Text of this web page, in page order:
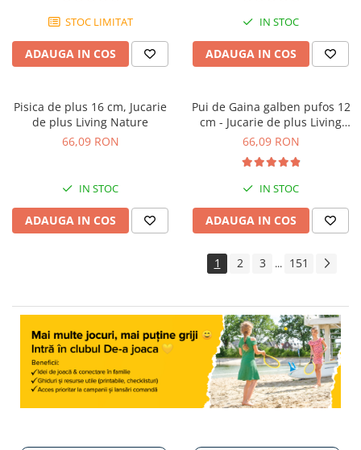
STOC LIMITAT
ADAUGA IN COS
IN STOC
ADAUGA IN COS
Pisica de plus 16 cm, Jucarie
de plus Living Nature
66,09 RON
IN STOC
ADAUGA IN COS
Pui de Gaina galben pufos 12
cm - Jucarie de plus Living
Nature
66,09 RON
IN STOC
ADAUGA IN COS
1 2 3 ... 151